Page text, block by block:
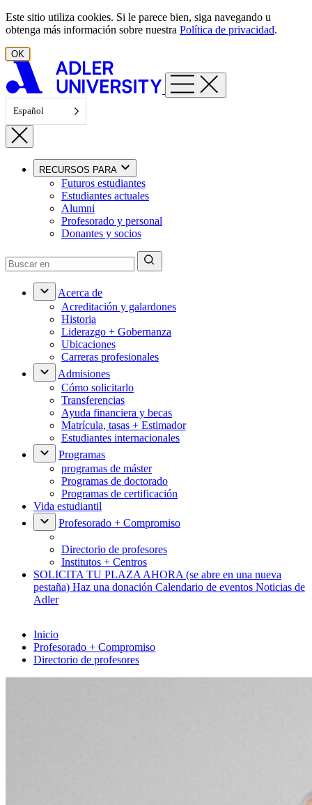
Ir al contenido
Este sitio utiliza cookies. Si le parece bien, siga navegando u
obtenga más información sobre nuestra Política de privacidad.
OK
Español
RECURSOS PARA
Futuros estudiantes
Estudiantes actuales
Alumni
Profesorado y personal
Donantes y socios
Acerca de
Acreditación y galardones
Historia
Liderazgo + Gobernanza
Ubicaciones
Carreras profesionales
Admisiones
Cómo solicitarlo
Transferencias
Ayuda financiera y becas
Matrícula, tasas + Estimador
Estudiantes internacionales
Programas
programas de máster
Programas de doctorado
Programas de certificación
Vida estudiantil
Profesorado + Compromiso
Directorio de profesores
Institutos + Centros
SOLICITA TU PLAZA AHORA (se abre en una nueva
pestaña) Haz una donación Calendario de eventos Noticias de
Adler
Inicio
Profesorado + Compromiso
Directorio de profesores